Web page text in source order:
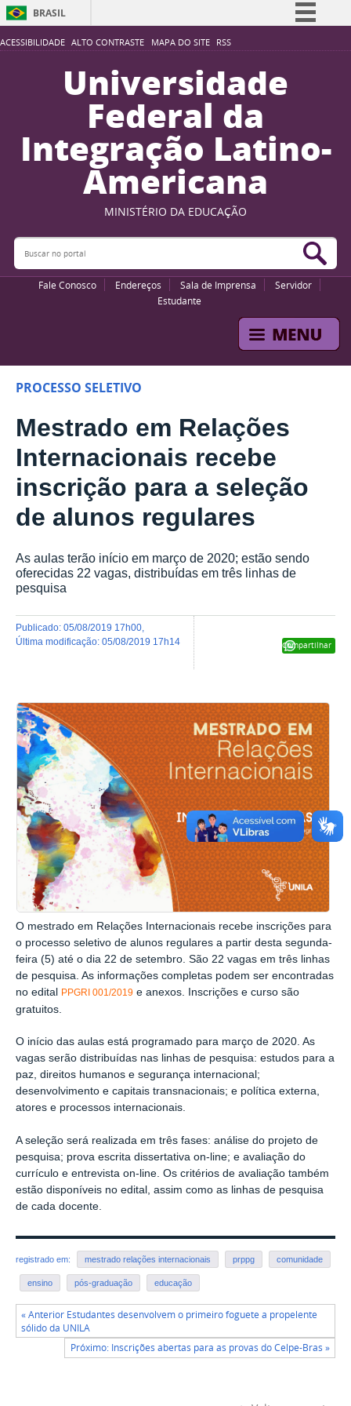
ACESSIBILIDADE ALTO CONTRASTE MAPA DO SITE RSS
BRASIL
Simplifique!
Participe
Acesso à informação
Legislação
Canais
Universidade
Federal da
Integração Latino-
Americana
MINISTÉRIO DA EDUCAÇÃO
Buscar no portal
Fale Conosco Endereços Sala de Imprensa
Servidor
Estudante
PROCESSO SELETIVO
Mestrado em Relações
Internacionais recebe
inscrição para a seleção
de alunos regulares
As aulas terão início em março de 2020; estão sendo
oferecidas 22 vagas, distribuídas em três linhas de
pesquisa
Compartilhar
publicado: 05/08/2019 17h00
última modificação: 05/08/2019 17h14
O mestrado em Relações Internacionais recebe inscrições para
o processo seletivo de alunos regulares a partir desta segunda-
feira (5) até o dia 22 de setembro. São 22 vagas em três linhas
de pesquisa. As informações completas podem ser encontradas
no edital PPGRI 001/2019 e anexos. Inscrições e curso são
gratuitos.
O início das aulas está programado para março de 2020. As
vagas serão distribuídas nas linhas de pesquisa: estudos para a
paz, direitos humanos e segurança internacional;
desenvolvimento e capitais transnacionais; e política externa,
atores e processos internacionais.
A seleção será realizada em três fases: análise do projeto de
pesquisa; prova escrita dissertativa on-line; e avaliação do
currículo e entrevista on-line. Os critérios de avaliação também
estão disponíveis no edital, assim como as linhas de pesquisa
de cada docente.
registrado em: mestrado relações internacionais prppg comunidade
ensino pós-graduação educação
« Anterior Estudantes desenvolvem o primeiro foguete a propelente
sólido da UNILA
Próximo: Inscrições abertas para as provas do Celpe-Bras »